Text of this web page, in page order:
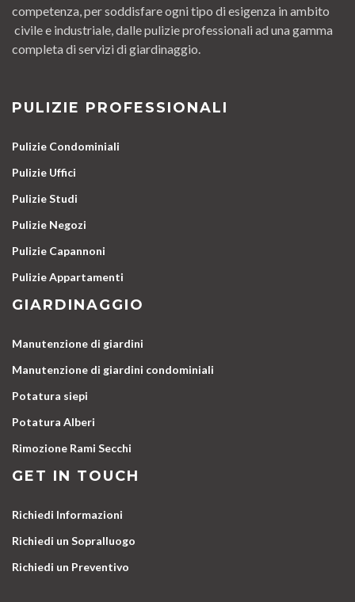
competenza, per soddisfare ogni tipo di esigenza in ambito
civile e industriale, dalle pulizie professionali ad una gamma
completa di servizi di giardinaggio.
PULIZIE PROFESSIONALI
Pulizie Condominiali
Pulizie Uffici
Pulizie Studi
Pulizie Negozi
Pulizie Capannoni
Pulizie Appartamenti
GIARDINAGGIO
Manutenzione di giardini
Manutenzione di giardini condominiali
Potatura siepi
Potatura Alberi
Rimozione Rami Secchi
GET IN TOUCH
Richiedi Informazioni
Richiedi un Sopralluogo
Richiedi un Preventivo